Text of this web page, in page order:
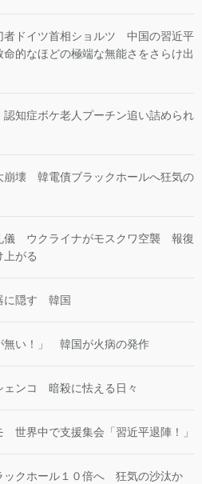
者ドイツ首相ショルツ 中国の習近平
的なほどの極端な無能さをさらけ出
知症ボケ老人プーチン追い詰められ
壊 韓電債ブラックホールへ狂気の
儀 ウクライナがモスクワ空襲 報復
上がる
に隠す 韓国
無い！」 韓国が火病の発作
ェンコ 暗殺に怯える日々
世界中で支援集会「習近平退陣！」
クホール１０倍へ 狂気の沙汰か